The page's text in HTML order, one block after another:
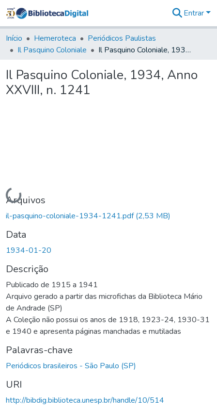
&
Coleções
Tudo na
Digital
Entrar
Início Hemeroteca
Periódicos Paulistas
Il Pasquino Coloniale
Il Pasquino Coloniale, 1934, Anno XXVIII, n. 1241
Il Pasquino Coloniale, 1934, Anno
XXVIII, n. 1241
Carregando...
Arquivos
il-pasquino-coloniale-1934-1241.pdf(2,53 MB)
Data
1934-01-20
Descrição
Publicado de 1915 a 1941
Arquivo gerado a partir das microfichas da Biblioteca Mário
de Andrade (SP)
A Coleção não possui os anos de 1918, 1923-24, 1930-31
e 1940 e apresenta páginas manchadas e mutiladas
Palavras-chave
Periódicos brasileiros - São Paulo (SP)
URI
http://bibdig.biblioteca.unesp.br/handle/10/514